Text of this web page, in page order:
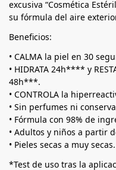
excusiva “Cosmética
su fórmula del aire
Beneficios:
• CALMA la piel en 30
• HIDRATA 24h**** y
48h***.
• CONTROLA la
• Sin perfumes ni
• Fórmula con 98% de
• Adultos y niños a partir
• Pieles secas a muy secas.
*Test de uso tras la